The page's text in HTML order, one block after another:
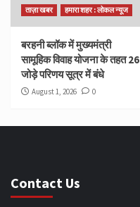
ताज़ा खबर हमारा शहर : लोकल न्यूज
बरहनी ब्लॉक में मुख्यमंत्री
सामूहिक विवाह योजना के तहत 26
जोड़े परिणय सूत्र में बंधे
August 1, 2026 0
Contact Us